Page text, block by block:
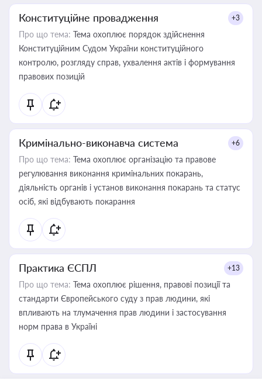
Конституційне провадження +3
Про що тема: Тема охоплює порядок здійснення
Конституційним Судом України конституційного
контролю, розгляду справ, ухвалення актів і формування
правових позицій
Кримінально-виконавча система +6
Про що тема: Тема охоплює організацію та правове
регулювання виконання кримінальних покарань,
діяльність органів і установ виконання покарань та статус
осіб, які відбувають покарання
Практика ЄСПЛ +13
Про що тема: Тема охоплює рішення, правові позиції та
стандарти Європейського суду з прав людини, які
впливають на тлумачення прав людини і застосування
норм права в Україні